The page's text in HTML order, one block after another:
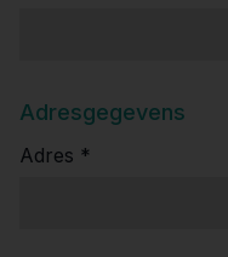
Adresgegevens
Adres *